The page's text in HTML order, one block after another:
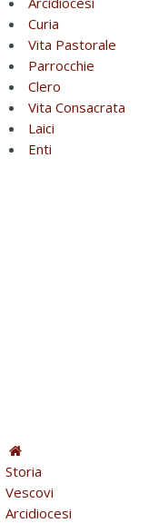
Curia
Vita Pastorale
Parrocchie
Clero
Vita Consacrata
Laici
Enti
Storia
Vescovi
Arcidiocesi